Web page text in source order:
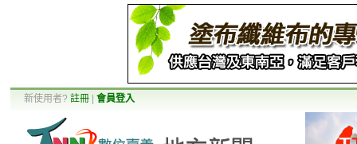
新使用者? 註冊 會員登入